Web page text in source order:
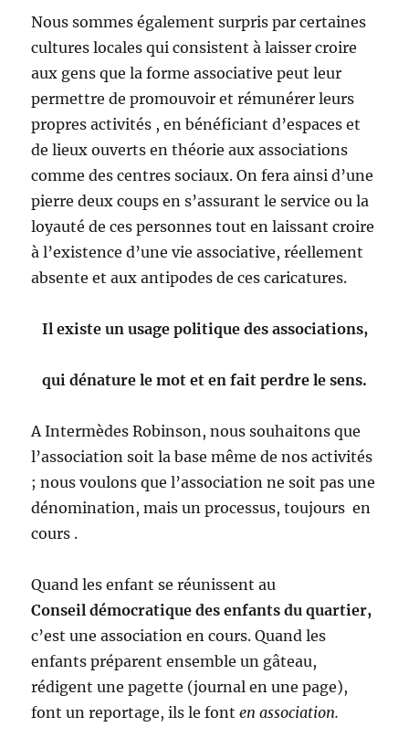
Nous sommes également surpris par certaines
cultures locales qui consistent à laisser croire
aux gens que la forme associative peut leur
permettre de promouvoir et rémunérer leurs
propres activités , en bénéficiant d’espaces et
de lieux ouverts en théorie aux associations
comme des centres sociaux. On fera ainsi d’une
pierre deux coups en s’assurant le service ou la
loyauté de ces personnes tout en laissant croire
à l’existence d’une vie associative, réellement
absente et aux antipodes de ces caricatures.
Il existe un usage politique des associations,
qui dénature le mot et en fait perdre le sens.
A Intermèdes Robinson, nous souhaitons que
l’association soit la base même de nos activités
; nous voulons que l’association ne soit pas une
dénomination, mais un processus, toujours en
cours .
Quand les enfant se réunissent au
Conseil démocratique des enfants du quartier,
c’est une association en cours. Quand les
enfants préparent ensemble un gâteau,
rédigent une pagette (journal en une page),
font un reportage, ils le fonten association.